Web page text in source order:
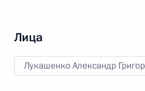
Лица
Лукашенко Александр